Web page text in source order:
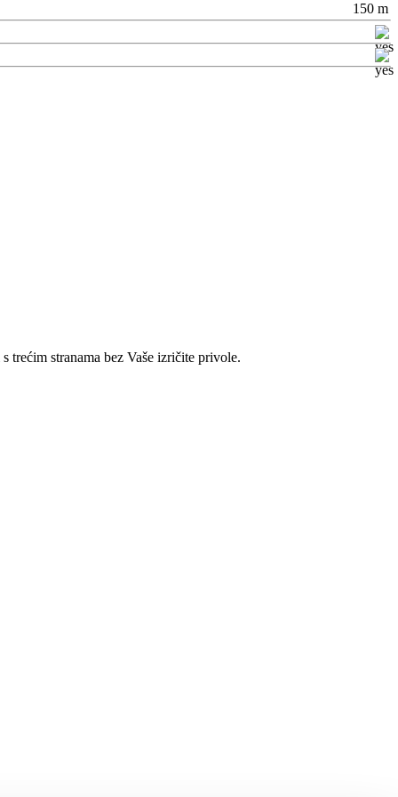
150 m
trećim stranama bez Vaše izričite privole.